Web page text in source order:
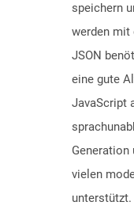
speichern
werden mit
JSON
eine gute
JavaScript
Generation
vielen